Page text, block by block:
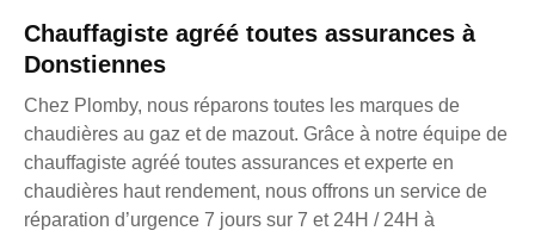
Chauffagiste agréé toutes assurances à
Donstiennes
Chez Plomby, nous réparons toutes les marques de
chaudières au gaz et de mazout. Grâce à notre équipe de
chauffagiste agréé toutes assurances et experte en
chaudières haut rendement, nous offrons un service de
réparation d’urgence 7 jours sur 7 et 24H / 24H à